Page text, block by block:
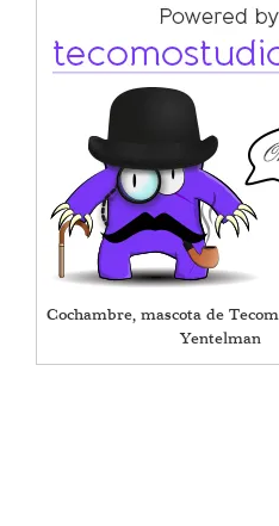
Cochambre, mascota de
Yentelman